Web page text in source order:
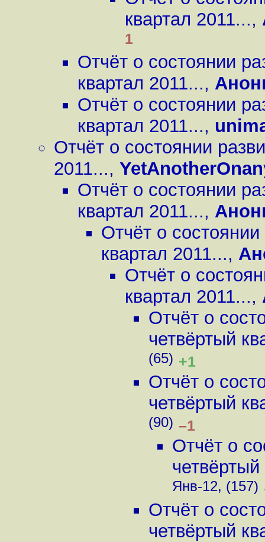
квартал 2011...,
1
Отчёт о состоянии
квартал 2011...,
Отчёт о состоянии
квартал 2011...,
Отчёт о состоянии
2011...,
Отчёт о состоянии
квартал 2011...,
Отчёт о
квартал 2011...,
Отчёт о
квартал 2011...,
Отчёт о
четвёртый
(65) +1
Отчёт о
четвёртый
(90) –1
Отчёт о
Янв-12, (157)
Отчёт о
четвёртый